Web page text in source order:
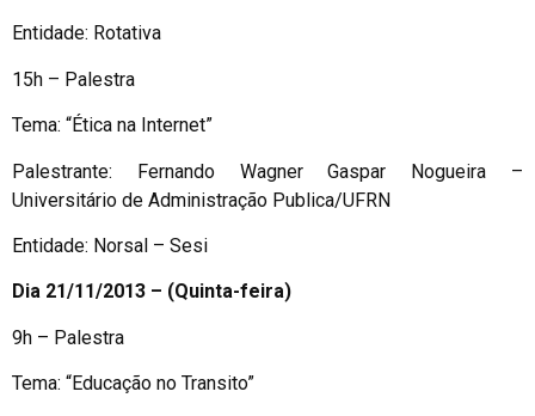
Entidade: Rotativa
15h – Palestra
Tema: “Ética na Internet”
Palestrante: Fernando Wagner Gaspar Nogueira –
Universitário de Administração Publica/UFRN
Entidade: Norsal – Sesi
Dia 21/11/2013 – (Quinta-feira)
9h – Palestra
Tema: “Educação no Transito”